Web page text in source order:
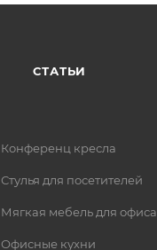
СТАТЬИ
Конференц кресла
Стулья для посетителей
Мягкая мебель для офиса
Офисные кухни